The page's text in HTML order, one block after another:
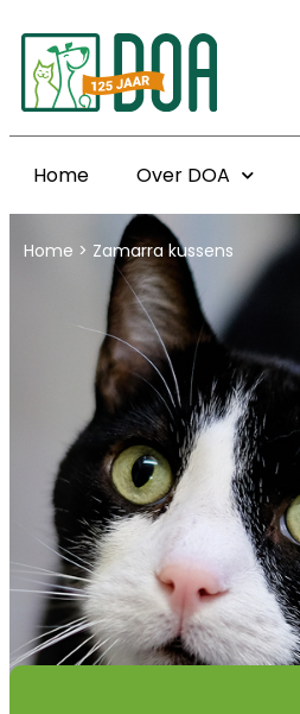
Home Over DOA
Home > Zamarra kussens